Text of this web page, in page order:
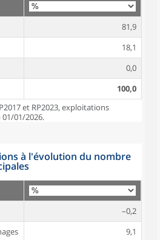
81,9
18,1
0,0
100,0
et RP2023, exploitations
01/2026.
à l'évolution du nombre
–0,2
9,1